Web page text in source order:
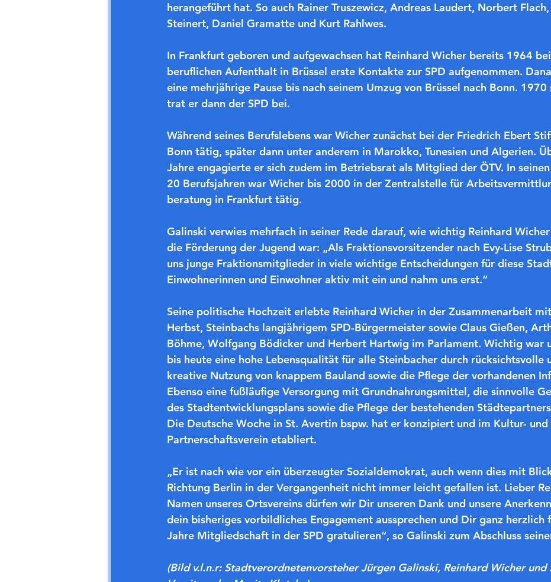
herangeführt hat. So auch Rainer Truszewicz, Andreas Laudert, Norbert
Steinert, Daniel Gramatte und Kurt Rahlwes.
In Frankfurt geboren und aufgewachsen hat Reinhard Wicher bereits 1964
beruflichen Aufenthalt in Brüssel erste Kontakte zur SPD aufgenommen.
eine mehrjährige Pause bis nach seinem Umzug von Brüssel nach Bonn. 1970
trat er dann der SPD bei.
Während seines Berufslebens war Wicher zunächst bei der Friedrich Ebert
Bonn tätig, später dann unter anderem in Marokko, Tunesien und Algerien.
Jahre engagierte er sich zudem im Betriebsrat als Mitglied der ÖTV. In
20 Berufsjahren war Wicher bis 2000 in der Zentralstelle für
beratung in Frankfurt tätig.
Galinski verwies mehrfach in seiner Rede darauf, wie wichtig Reinhard
die Förderung der Jugend war: „Als Fraktionsvorsitzender nach Evy-Lise
uns junge Fraktionsmitglieder in viele wichtige Entscheidungen für diese
Einwohnerinnen und Einwohner aktiv mit ein und nahm uns erst.“
Seine politische Hochzeit erlebte Reinhard Wicher in der Zusammenarbeit
Herbst, Steinbachs langjährigem SPD-Bürgermeister sowie Claus Gießen,
Böhme, Wolfgang Bödicker und Herbert Hartwig im Parlament. Wichtig war
bis heute eine hohe Lebensqualität für alle Steinbacher durch rücksichtsvolle
kreative Nutzung von knappem Bauland sowie die Pflege der vorhandenen
Ebenso eine fußläufige Versorgung mit Grundnahrungsmittel, die sinnvolle
des Stadtentwicklungsplans sowie die Pflege der bestehenden
Die Deutsche Woche in St. Avertin bspw. hat er konzipiert und im Kultur- und
Partnerschaftsverein etabliert.
„Er ist nach wie vor ein überzeugter Sozialdemokrat, auch wenn dies mit
Richtung Berlin in der Vergangenheit nicht immer leicht gefallen ist. Lieber
Namen unseres Ortsvereins dürfen wir Dir unseren Dank und unsere
dein bisheriges vorbildliches Engagement aussprechen und Dir ganz herzlich
Jahre Mitgliedschaft in der SPD gratulieren“, so Galinski zum Abschluss
(Bild v.l.n.r: Stadtverordnetenvorsteher Jürgen Galinski, Reinhard Wicher und